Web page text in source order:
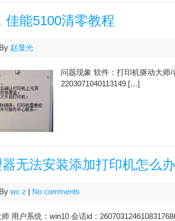
能5100清零教程
赵显光
问题现象 软件：打印机驱动大师/
2203071040113149 […]
无法安装添加打印机怎么办
wc z | No comments
用户系统：win10 会话id：